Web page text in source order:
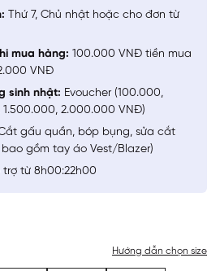
Hướng dẫn chọn size
Thứ 7, Chủ nhật hoặc cho đơn từ
mua hàng: 100.000 VNĐ tiền mua
VNĐ
sinh nhật: Evoucher (100.000,
2.000.000 VNĐ)
gấu quần, bóp bụng, sửa cắt
gồm tay áo Vest/Blazer)
trợ từ 8h00:22h00